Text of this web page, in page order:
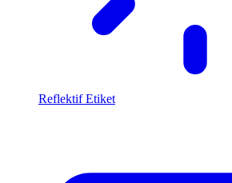
Reflektif Etiket